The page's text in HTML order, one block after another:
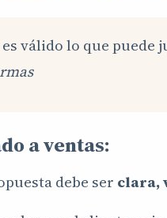
es válido lo que
a ventas:
debe ser clara,